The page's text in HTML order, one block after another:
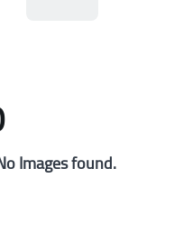
Images found.